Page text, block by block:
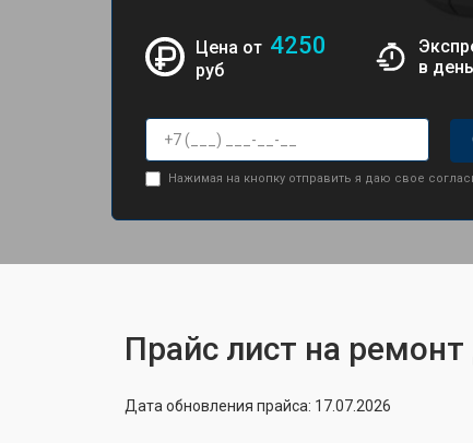
Цена от 4250
руб
в
Нажимая на кнопку отправить я даю свое
Прайс лист на
Дата обновления прайса: 17.07.2026